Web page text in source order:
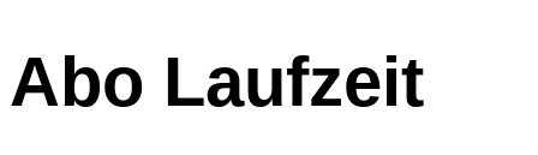
Abo Laufzeit